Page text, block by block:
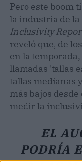
Pero este boom
la industria de la
Inclusivity
reveló que, de
en la
llamadas 'tallas
tallas medianas
más bajos
medir la
EL
PODRÍA